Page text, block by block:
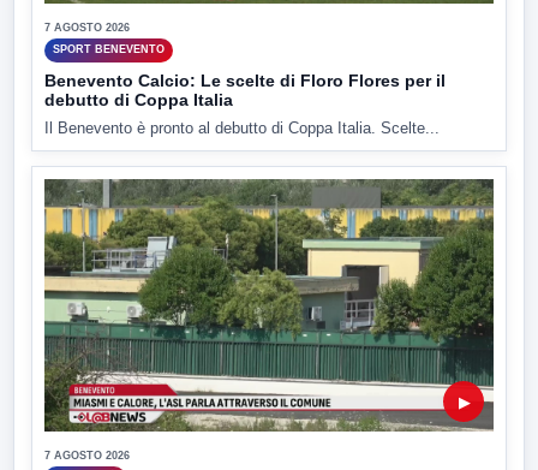
7 AGOSTO 2026
SPORT BENEVENTO
Benevento Calcio: Le scelte di Floro Flores per il
debutto di Coppa Italia
Il Benevento è pronto al debutto di Coppa Italia. Scelte...
▶
7 AGOSTO 2026